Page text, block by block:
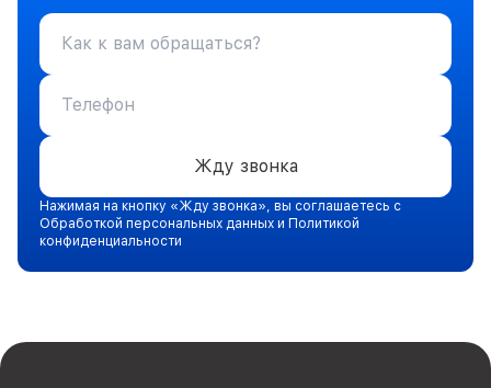
Жду звонка
Нажимая на кнопку «Жду звонка», вы соглашаетесь с
Обработкой персональных данных и Политикой
конфиденциальности